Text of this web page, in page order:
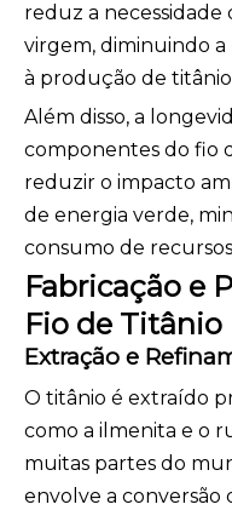
reduz a necessidade
virgem, diminuindo a
à produção de
Além disso, a
componentes do fio
reduzir o impacto
de energia verde,
consumo de
Fabricação e
Fio de Titânio
Extração e
O titânio é extraído
como a ilmenita e o
muitas partes do
envolve a conversão